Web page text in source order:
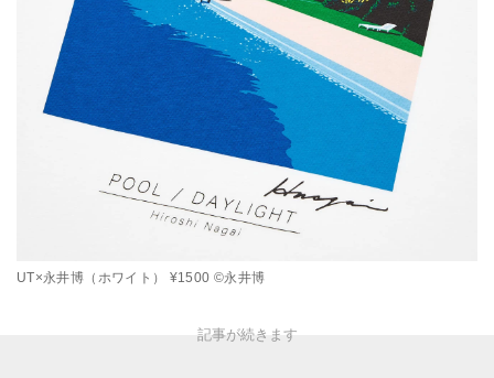
UT×永井博（ホワイト） ¥1500 ©永井博